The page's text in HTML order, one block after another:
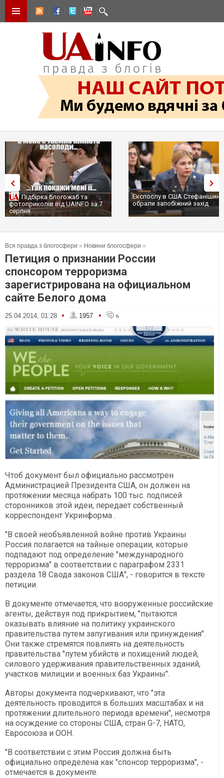
Підбірка блогожаб та
фотоприколів від UAINFO за 7
серпня
Експослу в США
обрали запобіжний захід
Вся правда з блогосфери » Новини блогосфери »
Петиция о признании России
спонсором терроризма
зарегистрирована на официальном
сайте Белого дома
25.04.2014, 01:28 • 1957 • 6
Чтоб документ был официально рассмотрен
Администрацией Президента США, он должен на
протяжении месяца набрать 100 тыс. подписей
сторонников этой идеи, передает собственный
корреспондент Укринформа .
"В своей необъявленной войне против Украины
Россия полагается на тайные операции, которые
подпадают под определение "международного
терроризма" в соответствии с параграфом 2331
раздела 18 Свода законов США", - говорится в тексте
петиции.
В документе отмечается, что вооруженные российские
агенты, действуя под прикрытием, "пытаются
оказывать влияние на политику украинского
правительства путем запугивания или принуждения".
Они также стремятся повлиять на деятельность
правительства "путем убийств и похищений людей,
силового удерживания правительственных зданий,
участков милиции и военных баз Украины".
Авторы документа подчеркивают, что "эта
деятельность проводится в больших масштабах и на
протяжении длительного периода времени", несмотря
на осуждение со стороны США, стран G-7, НАТО,
Евросоюза и ООН.
"В соответствии с этим Россия должна быть
официально определена как "спонсор терроризма", -
отмечается в документе.